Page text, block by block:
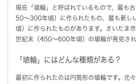
現在「埴輪」と呼ばれているもので、最も
50～300年頃）に作られたもの、最も新し
頃）に作られたものがあります。さいたま
世紀末（450～600年頃）の埴輪が発見され
「埴輪」にはどんな種類がある？
最初に作られたのは円筒形の埴輪です。元